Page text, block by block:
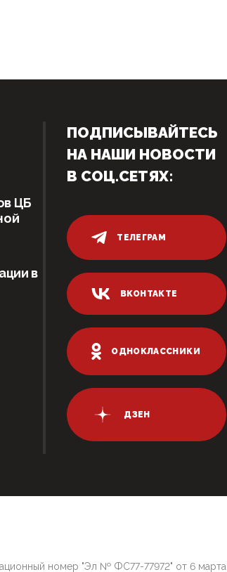
ЦБ
в
ПОДПИСЫВАЙТЕСЬ
НА НАШИ НОВОСТИ
В СОЦ.СЕТЯХ:
ТЕЛЕГРАМ
ВКОНТАКТЕ
ОДНОКЛАССНИКИ
ДЗЕН
номер "Эл № ФС77-77972" от 6 марта